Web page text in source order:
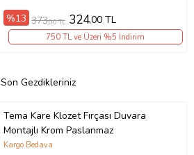
%13 373,00 TL 324,00 TL
750 TL ve Üzeri %5 İndirim
Son Gezdikleriniz
Tema Kare Klozet Fırçası Duvara
Montajlı Krom Paslanmaz
Kargo Bedava